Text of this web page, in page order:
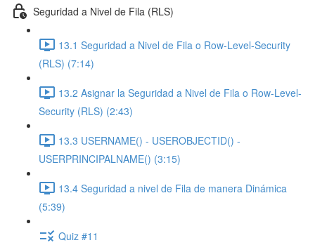
Seguridad a Nivel de Fila (RLS)
13.1 Seguridad a Nivel de Fila o Row-Level-Security
(RLS) (7:14)
13.2 Asignar la Seguridad a Nivel de Fila o Row-Level-
Security (RLS) (2:43)
13.3 USERNAME() - USEROBJECTID() -
USERPRINCIPALNAME() (3:15)
13.4 Seguridad a nivel de Fila de manera Dinámica
(5:39)
Quiz #11